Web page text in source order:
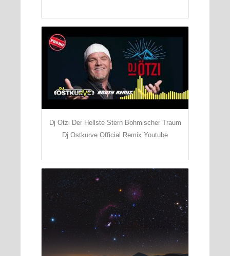
Dj Otzi Der Hellste Stern Bohmischer Traum
Dj Ostkurve Official Remix Youtube